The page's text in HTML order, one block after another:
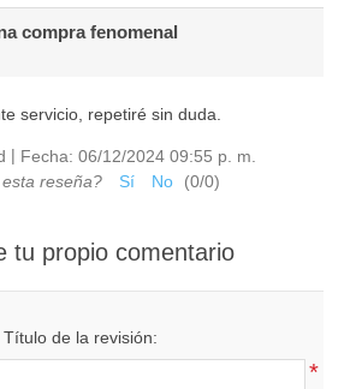
compra fenomenal
servicio, repetiré sin duda.
| Fecha: 06/12/2024 09:55 p. m.
reseña?
Sí No (0/0)
tu propio comentario
Título de la revisión:
*